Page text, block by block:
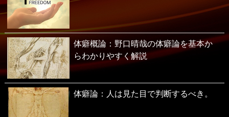
体癖概論：野口晴哉の体癖論を基本か
らわかりやすく解説
体癖論：人は見た目で判断するべき。